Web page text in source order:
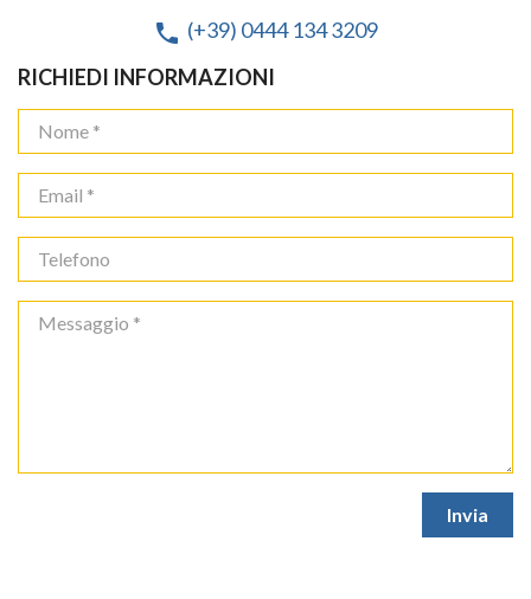
phone (+39) 0444 134 3209
RICHIEDI INFORMAZIONI